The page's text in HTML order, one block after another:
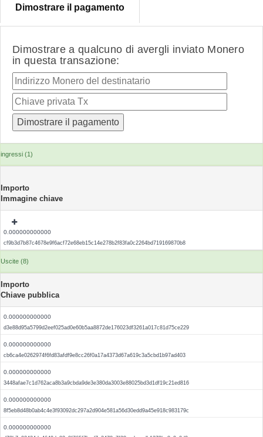
Dimostrare il pagamento
Dimostrare a qualcuno di avergli inviato Monero
in questa transazione:
ingressi (1)
Importo
Immagine chiave
0.000000000000
cf9b3d7b87c4678e9f6acf72e68eb15c14e278b2f83fa0c2264bd719169870b8
Uscite (8)
Importo
Chiave pubblica
0.000000000000
d3e88d95a5799d2eef025ad0e60b5aa8872de176023df3261a017c81d75ce229
0.000000000000
cb6ca4e0262974f6fd83afdf9e8cc26f0a17a4373d67a619c3a5cbd1b97ad403
0.000000000000
3448afae7c1d762aca8b3a9cbda9de3e380da3003e88025bd3d1df19c21ed816
0.000000000000
8f5eb8d48b0ab4c4e3f93092dc297a2d904e581a56d30edd9a45e918c983179c
0.000000000000